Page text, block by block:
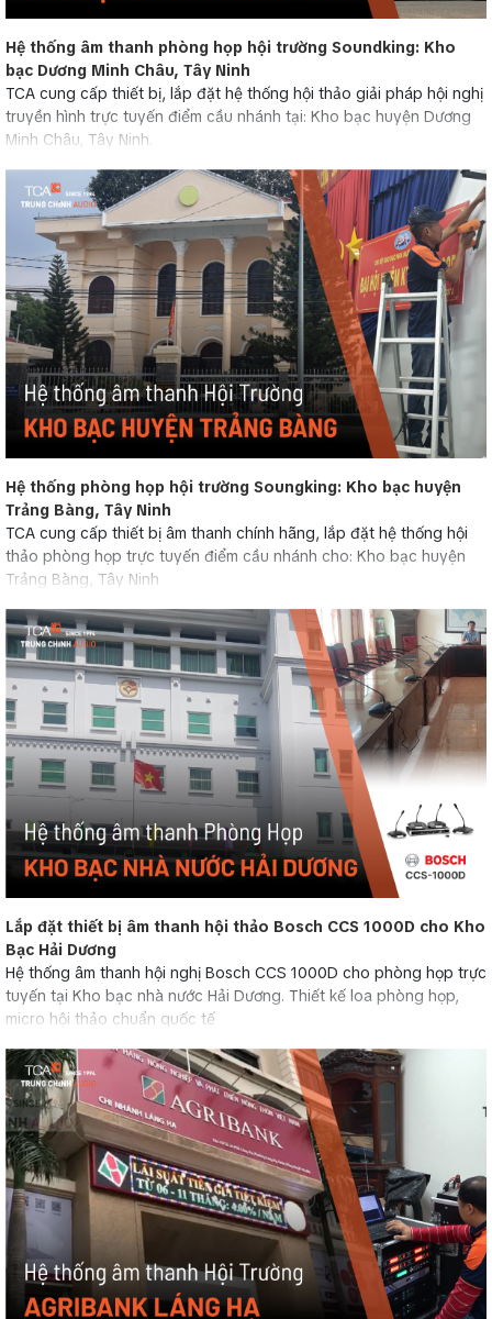
Hệ thống âm thanh phòng họp hội trường Soundking: Kho
bạc Dương Minh Châu, Tây Ninh
TCA cung cấp thiết bị, lắp đặt hệ thống hội thảo giải pháp hội nghị
truyền hình trực tuyến điểm cầu nhánh tại: Kho bạc huyện Dương
Minh Châu, Tây Ninh.
Hệ thống phòng họp hội trường Soungking: Kho bạc huyện
Trảng Bàng, Tây Ninh
TCA cung cấp thiết bị âm thanh chính hãng, lắp đặt hệ thống hội
thảo phòng họp trực tuyến điểm cầu nhánh cho: Kho bạc huyện
Trảng Bàng, Tây Ninh
Lắp đặt thiết bị âm thanh hội thảo Bosch CCS 1000D cho Kho
Bạc Hải Dương
Hệ thống âm thanh hội nghị Bosch CCS 1000D cho phòng họp trực
tuyến tại Kho bạc nhà nước Hải Dương. Thiết kế loa phòng họp,
micro hội thảo chuẩn quốc tế